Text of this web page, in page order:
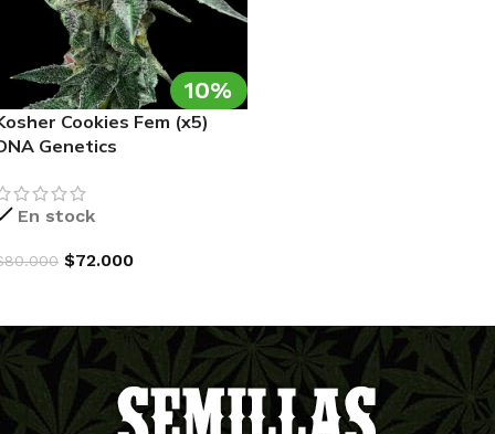
10%
Cookies Fem (x5)
Genetics
En stock
80.000 $72.000